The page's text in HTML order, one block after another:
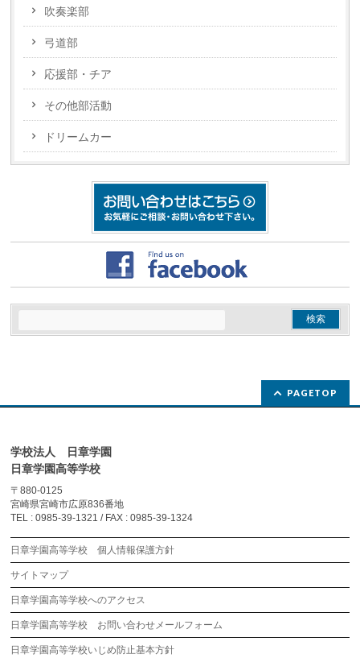
吹奏楽部
弓道部
応援部・チア
その他部活動
ドリームカー
PAGETOP
学校法人 日章学園
日章学園高等学校
〒880-0125
宮崎県宮崎市広原836番地
TEL : 0985-39-1321 / FAX : 0985-39-1324
日章学園高等学校 個人情報保護方針
サイトマップ
日章学園高等学校へのアクセス
日章学園高等学校 お問い合わせメールフォーム
日章学園高等学校いじめ防止基本方針